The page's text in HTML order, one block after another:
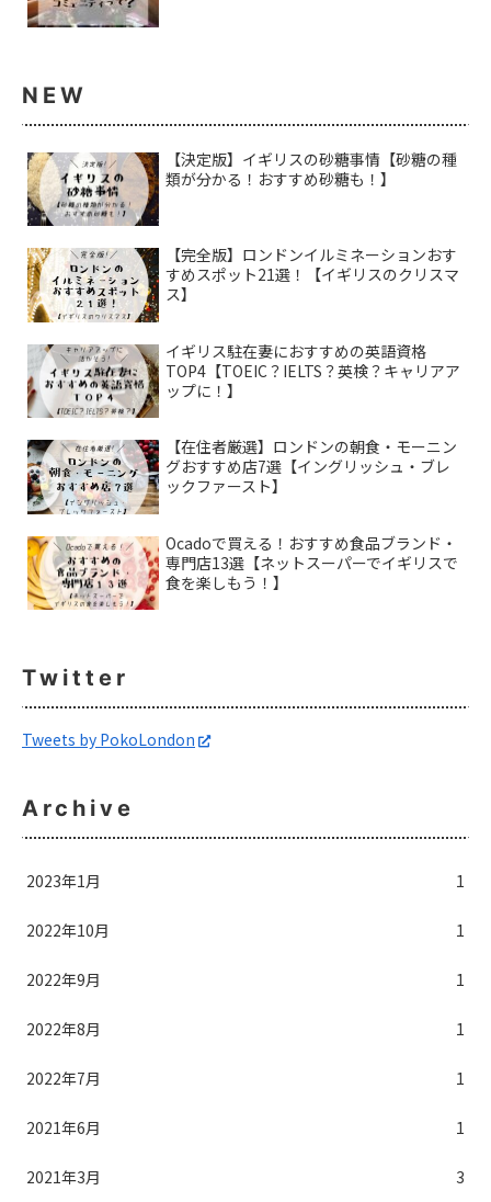
NEW
【決定版】イギリスの砂糖事情【砂糖の種
類が分かる！おすすめ砂糖も！】
【完全版】ロンドンイルミネーションおす
すめスポット21選！【イギリスのクリスマ
ス】
イギリス駐在妻におすすめの英語資格
TOP4【TOEIC？IELTS？英検？キャリアア
ップに！】
【在住者厳選】ロンドンの朝食・モーニン
グおすすめ店7選【イングリッシュ・ブレ
ックファースト】
Ocadoで買える！おすすめ食品ブランド・
専門店13選【ネットスーパーでイギリスで
食を楽しもう！】
Twitter
Tweets by PokoLondon
Archive
2023年1月 1
2022年10月 1
2022年9月 1
2022年8月 1
2022年7月 1
2021年6月 1
2021年3月 3